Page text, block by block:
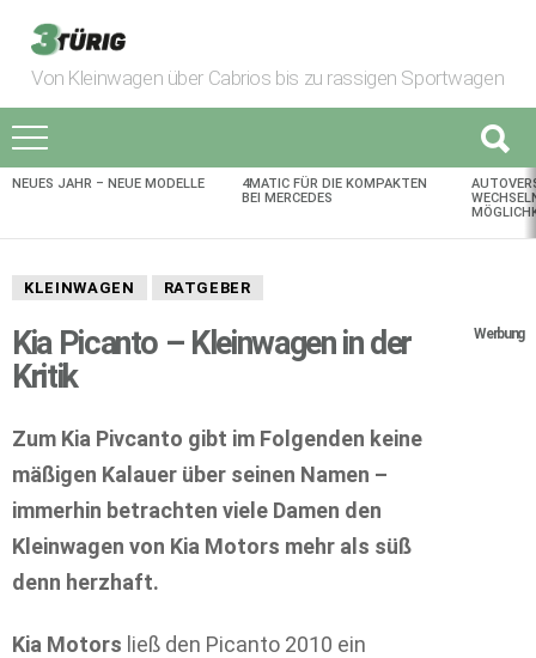
Von Kleinwagen über Cabrios bis zu rassigen Sportwagen
AKTUELLES
NEUES JAHR – NEUE MODELLE
4MATIC FÜR DIE KOMPAKTEN
BEI MERCEDES
KLEINWAGEN RATGEBER
Kia Picanto – Kleinwagen in der
Kritik
Werbung
Zum Kia Pivcanto gibt im Folgenden keine
mäßigen Kalauer über seinen Namen –
immerhin betrachten viele Damen den
Kleinwagen von Kia Motors mehr als süß
denn herzhaft.
Kia Motors ließ den Picanto 2010 ein